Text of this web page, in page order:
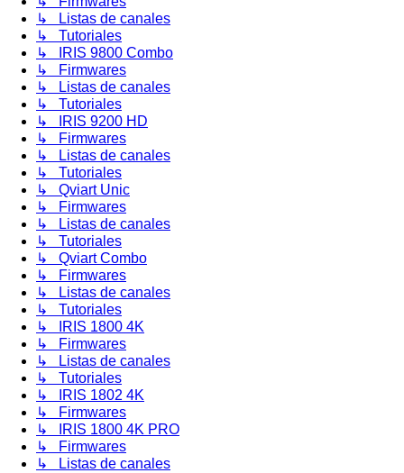
↳ Listas de canales
↳ Tutoriales
↳ IRIS 9800 Combo
↳ Firmwares
↳ Listas de canales
↳ Tutoriales
↳ IRIS 9200 HD
↳ Firmwares
↳ Listas de canales
↳ Tutoriales
↳ Qviart Unic
↳ Firmwares
↳ Listas de canales
↳ Tutoriales
↳ Qviart Combo
↳ Firmwares
↳ Listas de canales
↳ Tutoriales
↳ IRIS 1800 4K
↳ Firmwares
↳ Listas de canales
↳ Tutoriales
↳ IRIS 1802 4K
↳ Firmwares
↳ IRIS 1800 4K PRO
↳ Firmwares
↳ Listas de canales